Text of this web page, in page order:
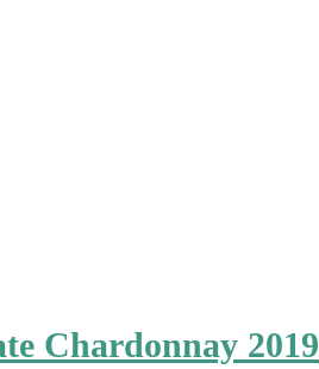
Chardonnay 2019